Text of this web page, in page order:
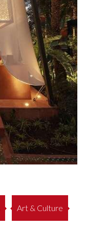
Art & Culture